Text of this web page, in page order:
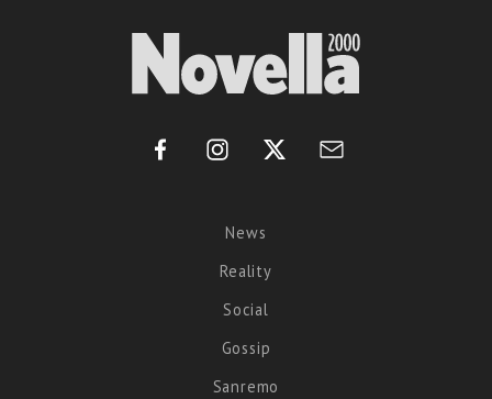
News
Reality
Social
Gossip
Sanremo